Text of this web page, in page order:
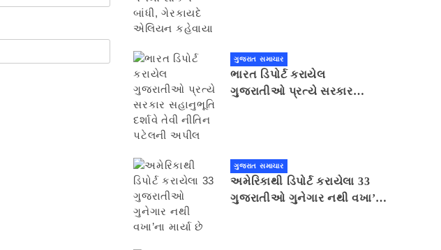
ગુજરાત સમાચાર
ભારત ડિપોર્ટ કરાયેલ
ગુજરાતીઓ પ્રત્યે સરકાર
ગુજરાત સમાચાર
અમેરિકાથી ડિપોર્ટ કરાયેલા 33
ગુજરાતીઓ ગુનેગાર નથી વખા’ના